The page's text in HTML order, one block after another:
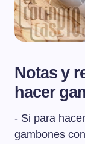
Notas y
hacer
- Si para
gambones